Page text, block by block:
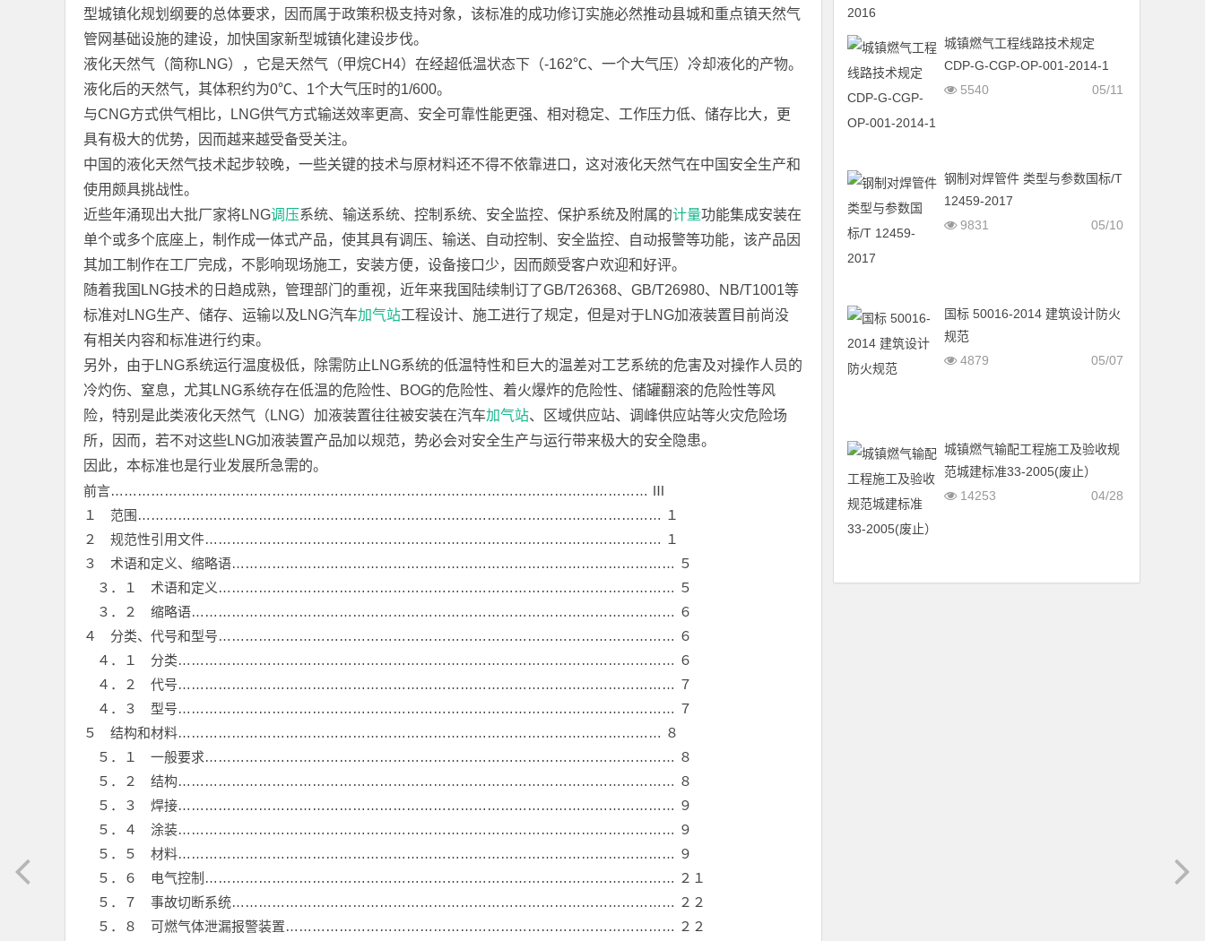
型城镇化规划纲要的总体要求，因而属于政策积极支持对象，该标准的成功修订实施必然推动县城和重点镇天然气
管网基础设施的建设，加快国家新型城镇化建设步伐。
液化天然气（简称LNG），它是天然气（甲烷CH4）在经超低温状态下（-162℃、一个大气压）冷却液化的产物。
液化后的天然气，其体积约为0℃、1个大气压时的1/600。
与CNG方式供气相比，LNG供气方式输送效率更高、安全可靠性能更强、相对稳定、工作压力低、储存比大，更
具有极大的优势，因而越来越受备受关注。
中国的液化天然气技术起步较晚，一些关键的技术与原材料还不得不依靠进口，这对液化天然气在中国安全生产和
使用颇具挑战性。
近些年涌现出大批厂家将LNG调压系统、输送系统、控制系统、安全监控、保护系统及附属的计量功能集成安装在
单个或多个底座上，制作成一体式产品，使其具有调压、输送、自动控制、安全监控、自动报警等功能，该产品因
其加工制作在工厂完成，不影响现场施工，安装方便，设备接口少，因而颇受客户欢迎和好评。
随着我国LNG技术的日趋成熟，管理部门的重视，近年来我国陆续制订了GB/T26368、GB/T26980、NB/T1001等
标准对LNG生产、储存、运输以及LNG汽车加气站工程设计、施工进行了规定，但是对于LNG加液装置目前尚没
有相关内容和标准进行约束。
另外，由于LNG系统运行温度极低，除需防止LNG系统的低温特性和巨大的温差对工艺系统的危害及对操作人员的
冷灼伤、窒息，尤其LNG系统存在低温的危险性、BOG的危险性、着火爆炸的危险性、储罐翻滚的危险性等风
险，特别是此类液化天然气（LNG）加液装置往往被安装在汽车加气站、区域供应站、调峰供应站等火灾危险场
所，因而，若不对这些LNG加液装置产品加以规范，势必会对安全生产与运行带来极大的安全隐患。
因此，本标准也是行业发展所急需的。
前言………………………………………………………………………………………………………… Ⅲ
１ 范围……………………………………………………………………………………………………… １
２ 规范性引用文件………………………………………………………………………………………… １
３ 术语和定义、缩略语……………………………………………………………………………………… ５
３．１ 术语和定义………………………………………………………………………………………… ５
３．２ 缩略语……………………………………………………………………………………………… ６
４ 分类、代号和型号………………………………………………………………………………………… ６
４．１ 分类………………………………………………………………………………………………… ６
４．２ 代号………………………………………………………………………………………………… ７
４．３ 型号………………………………………………………………………………………………… ７
５ 结构和材料……………………………………………………………………………………………… ８
５．１ 一般要求…………………………………………………………………………………………… ８
５．２ 结构………………………………………………………………………………………………… ８
５．３ 焊接………………………………………………………………………………………………… ９
５．４ 涂装………………………………………………………………………………………………… ９
５．５ 材料………………………………………………………………………………………………… ９
５．６ 电气控制…………………………………………………………………………………………… ２１
５．７ 事故切断系统……………………………………………………………………………………… ２２
５．８ 可燃气体泄漏报警装置…………………………………………………………………………… ２２
城镇燃气工程线路技术规定
CDP-G-CGP-OP-001-2014-1
05/11
5540
钢制对焊管件 类型与参数国标/T
12459-2017
05/10
9831
国标 50016-2014 建筑设计防火
规范
05/07
4879
城镇燃气输配工程施工及验收规
范城建标准33-2005(废止）
04/28
14253